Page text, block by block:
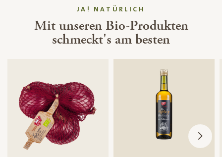
JA! NATÜRLICH
Mit unseren Bio-Produkten
schmeckt's am besten